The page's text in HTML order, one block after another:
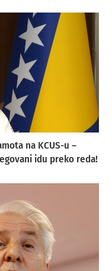
na KCUS-u –
idu preko reda!